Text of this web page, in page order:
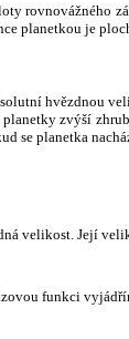
rovnovážného
planetkou je
hvězdnou
zvýší
se planetka
velikost. Její
funkci